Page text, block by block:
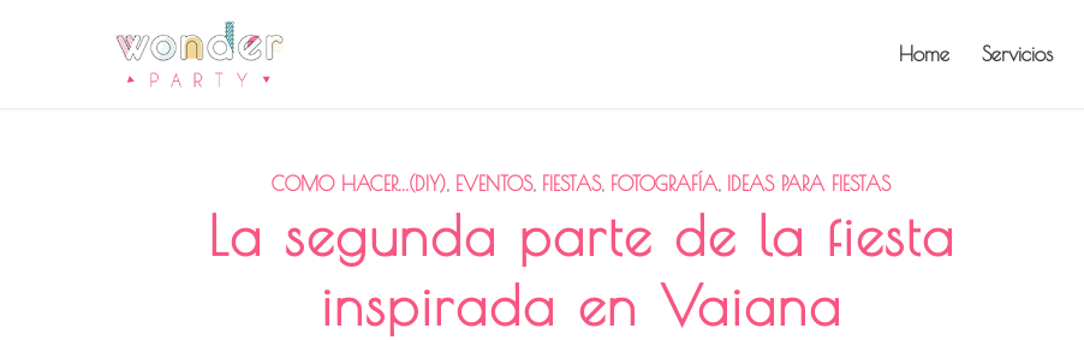
Home Servicios
COMO HACER...(DIY), EVENTOS, FIESTAS, FOTOGRAFÍA, IDEAS PARA FIESTAS
La segunda parte de la fiesta
inspirada en Vaiana